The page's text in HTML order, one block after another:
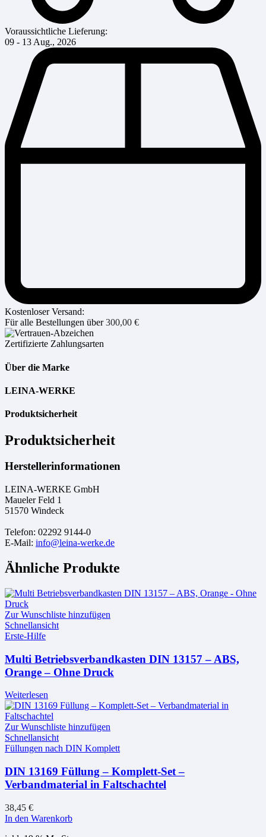
Voraussichtliche Lieferung:
09 - 13 Aug., 2026
Kostenloser Versand:
Für alle Bestellungen über300,00 €
Zertifizierte Zahlungsarten
Über die Marke
LEINA-WERKE
Produktsicherheit
Produktsicherheit
Herstellerinformationen
LEINA-WERKE GmbH
Maueler Feld 1
51570 Windeck
Telefon: 02292 9144-0
E-Mail: info@leina-werke.de
Ähnliche Produkte
Zur Wunschliste hinzufügen
Schnellansicht
Erste-Hilfe
Multi Betriebsverbandkasten DIN 13157 – ABS,
Orange – Ohne Druck
Weiterlesen
Zur Wunschliste hinzufügen
Schnellansicht
Füllungen nach DIN Komplett
DIN 13169 Füllung – Komplett-Set –
Verbandmaterial in Faltschachtel
38,45 €
In den Warenkorb